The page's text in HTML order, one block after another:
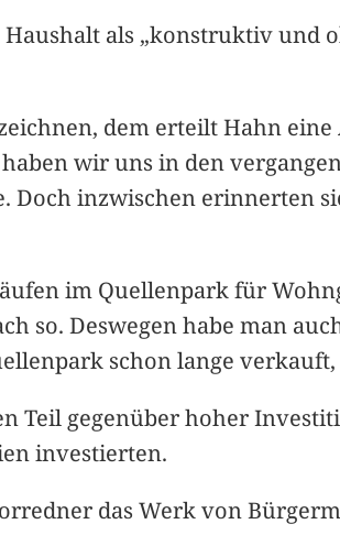
als „konstruktiv und
dem erteilt Hahn
wir uns in den
Doch inzwischen erinnerten
im Quellenpark für
so. Deswegen habe man
schon lange
Teil gegenüber hoher
investierten.
das Werk von